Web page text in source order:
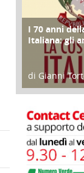
FOCUS
I 70 anni
Italiana: gli
di Gianni
17 Marzo